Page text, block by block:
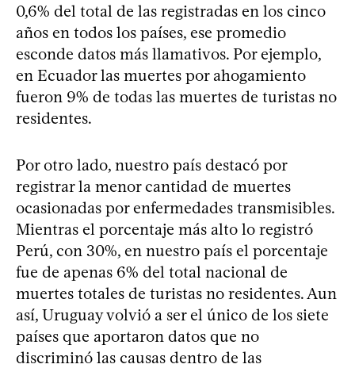
0,6% del total de las registradas en los cinco
años en todos los países, ese promedio
esconde datos más llamativos. Por ejemplo,
en Ecuador las muertes por ahogamiento
fueron 9% de todas las muertes de turistas no
residentes.
Por otro lado, nuestro país destacó por
registrar la menor cantidad de muertes
ocasionadas por enfermedades transmisibles.
Mientras el porcentaje más alto lo registró
Perú, con 30%, en nuestro país el porcentaje
fue de apenas 6% del total nacional de
muertes totales de turistas no residentes. Aun
así, Uruguay volvió a ser el único de los siete
países que aportaron datos que no
discriminó las causas dentro de las